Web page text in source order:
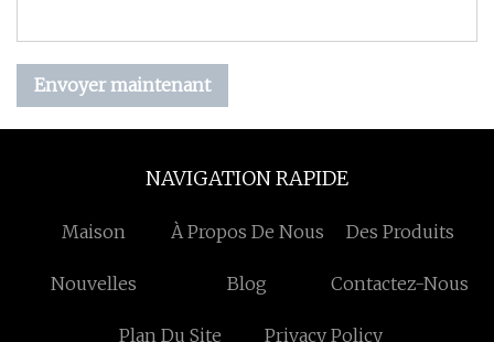
Envoyer maintenant
NAVIGATION RAPIDE
Maison À Propos De Nous Des Produits
Nouvelles Blog Contactez-Nous
Plan Du Site Privacy Policy